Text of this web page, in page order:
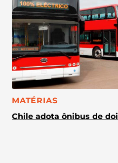
CATEGORIA:
MATÉRIAS
Chile adota ônibus de